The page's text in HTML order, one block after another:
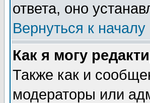
ответа, оно
Вернуться к началу
Как я могу
Также как и
модераторы или